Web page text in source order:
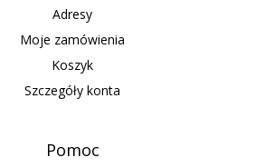
Adresy
Moje zamówienia
Koszyk
Szczegóły konta
Pomoc